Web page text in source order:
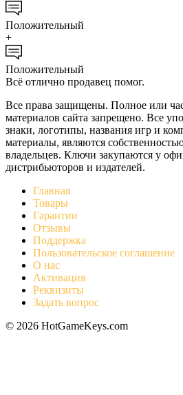
Положительный
+
Положительный
Всё отлично продавец помог.
Все права защищены. Полное или
материалов сайта запрещено. Все
знаки, логотипы, названия игр и
материалы, являются
владельцев. Ключи закупаются у
дистрибьюторов и издателей.
Главная
Товары
Гарантии
Отзывы
Поддержка
Пользовательское соглашение
О нас
Активация
Реквизиты
Задать вопрос
© 2026 HotGameKeys.com